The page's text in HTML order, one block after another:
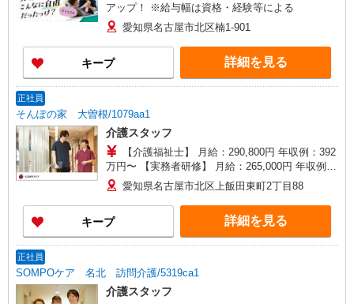
アップ！ ※給与幅は資格・経験等による
愛知県名古屋市北区楠1-901
キープ 詳細を見る
正社員
そんぽの家 大曽根/1079aa1
介護スタッフ
【介護福祉士】 月給：290,800円 年収例：392
万円〜 【実務者研修】 月給：265,000円 年収例：
360万円〜 【初任者研修・無資格】 月給：
249,300円 年収例：337万円〜 ※職務手当、働き
がい向上手当、日祝手当（月平均2回分）、夜勤手
当（月平均5回分）等、毎月平均的に支払われる手
当を含みます。 ※介護福祉士のみ、特別職務手当
分〜） ◎賞与 基本給2.08ヶ月分/年支給
愛知県名古屋市北区上飯田東町2丁目88
キープ 詳細を見る
正社員
SOMPOケア 名北 訪問介護/5319ca1
介護スタッフ